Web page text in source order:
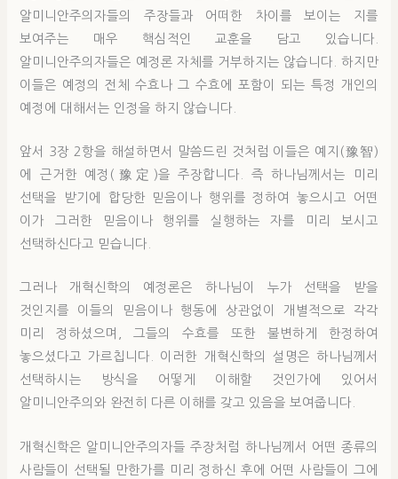
알미니안주의자들의 주장들과 어떠한 차이를 보이는 지를
보여주는 매우 핵심적인 교훈을 담고 있습니다.
알미니안주의자들은 예정론 자체를 거부하지는 않습니다. 하지만
이들은 예정의 전체 수효나 그 수효에 포함이 되는 특정 개인의
예정에 대해서는 인정을 하지 않습니다.
앞서 3장 2항을 해설하면서 말씀드린 것처럼 이들은 예지(豫智)
에 근거한 예정(豫定)을 주장합니다. 즉 하나님께서는 미리
선택을 받기에 합당한 믿음이나 행위를 정하여 놓으시고 어떤
이가 그러한 믿음이나 행위를 실행하는 자를 미리 보시고
선택하신다고 믿습니다.
그러나 개혁신학의 예정론은 하나님이 누가 선택을 받을
것인지를 이들의 믿음이나 행동에 상관없이 개별적으로 각각
미리 정하셨으며, 그들의 수효를 또한 불변하게 한정하여
놓으셨다고 가르칩니다. 이러한 개혁신학의 설명은 하나님께서
선택하시는 방식을 어떻게 이해할 것인가에 있어서
알미니안주의와 완전히 다른 이해를 갖고 있음을 보여줍니다.
개혁신학은 알미니안주의자들 주장처럼 하나님께서 어떤 종류의
사람들이 선택될 만한가를 미리 정하신 후에 어떤 사람들이 그에